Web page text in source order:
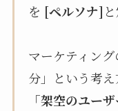
を [ペルソナ]
マーケティン
分」という考
「架空のユー